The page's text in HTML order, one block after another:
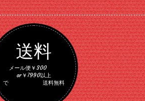
送料
メール便￥300
or￥7990以上
で 送料無料